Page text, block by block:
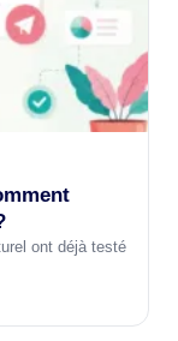
ont déjà testé